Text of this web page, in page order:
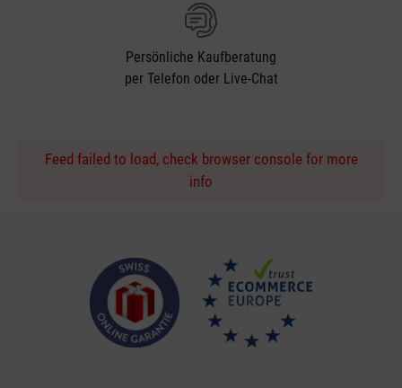
Persönliche Kaufberatung
per Telefon oder Live-Chat
Feed failed to load, check browser console for more
info